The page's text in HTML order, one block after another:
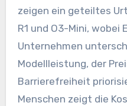
zeigen ein geteiltes
R1 und O3-Mini, wobei
Unternehmen
Modellleistung, der
Barrierefreiheit
Menschen zeigt die